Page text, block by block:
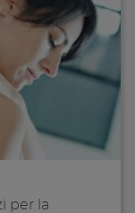
su
link
per la